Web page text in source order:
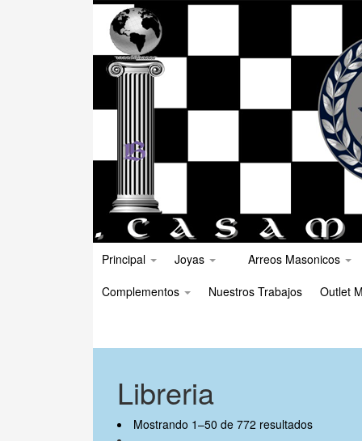
Principal Joyas
Arreos Masonicos
Complementos
Nuestros Trabajos Outlet
Libreria
Mostrando 1–50 de 772 resultados